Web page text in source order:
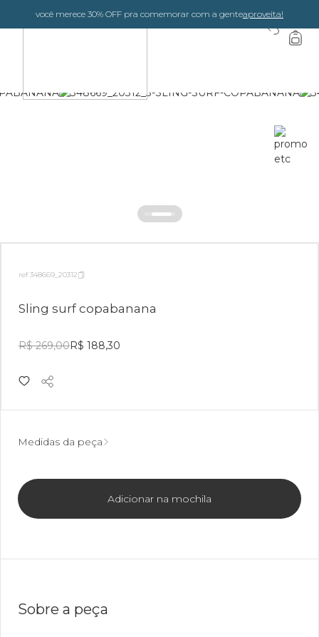
você merece 30% OFF pra comemorar com a genteaproveita!
ref 348669_20312
Sling surf copabanana
R$ 269,00R$ 188,30
Medidas da peça
Adicionar na mochila
Sobre a peça